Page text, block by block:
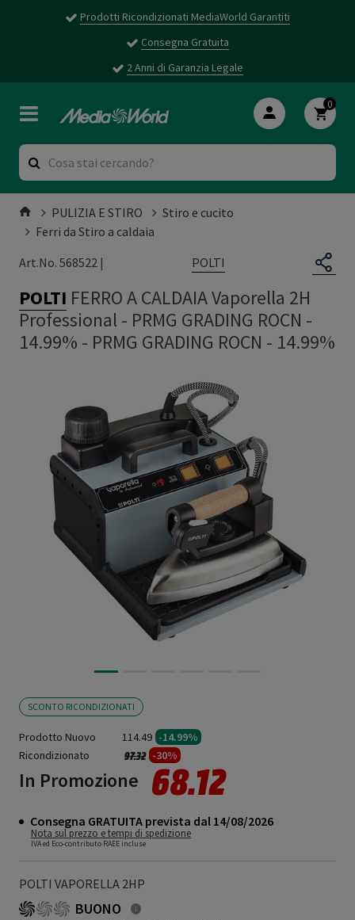
Prodotti Ricondizionati MediaWorld Garantiti
Consegna Gratuita
2 Anni di Garanzia Legale
0
PULIZIA E STIRO
Stiro e cucito
Ferri da Stiro a caldaia
Art.No. 568522 |
POLTI
POLTI FERRO A CALDAIA Vaporella 2H
Professional - PRMG GRADING ROCN -
14.99% - PRMG GRADING ROCN - 14.99%
SCONTO RICONDIZIONATI
Prodotto Nuovo 114.49 -14.99%
Ricondizionato
Prezzo ridotto da
97.32a -30%
In Promozione 68.12
Consegna GRATUITA prevista dal 14/08/2026
Nota sul prezzo e tempi di spedizione
IVA ed Eco-contributo RAEE incluse
POLTI VAPORELLA 2HP
BUONO